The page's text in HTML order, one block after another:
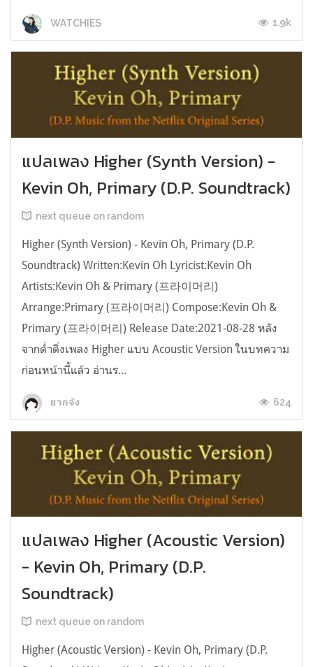
WATCHIES 1.9k
แปลเพลง Higher (Synth Version) -
Kevin Oh, Primary (D.P. Soundtrack)
next queue on random
Higher (Synth Version) - Kevin Oh, Primary (D.P.
Soundtrack) Written:Kevin Oh Lyricist:Kevin Oh
Artists:Kevin Oh & Primary (프라이머리)
Arrange:Primary (프라이머리) Compose:Kevin Oh &
Primary (프라이머리) Release Date:2021-08-28 หลัง
จากด่ำดิ่งเพลง Higher แบบ Acoustic Version ในบทความ
ก่อนหน้านี้แล้ว อ่านร...
ยากจัง 624
แปลเพลง Higher (Acoustic Version)
- Kevin Oh, Primary (D.P.
Soundtrack)
next queue on random
Higher (Acoustic Version) - Kevin Oh, Primary (D.P.